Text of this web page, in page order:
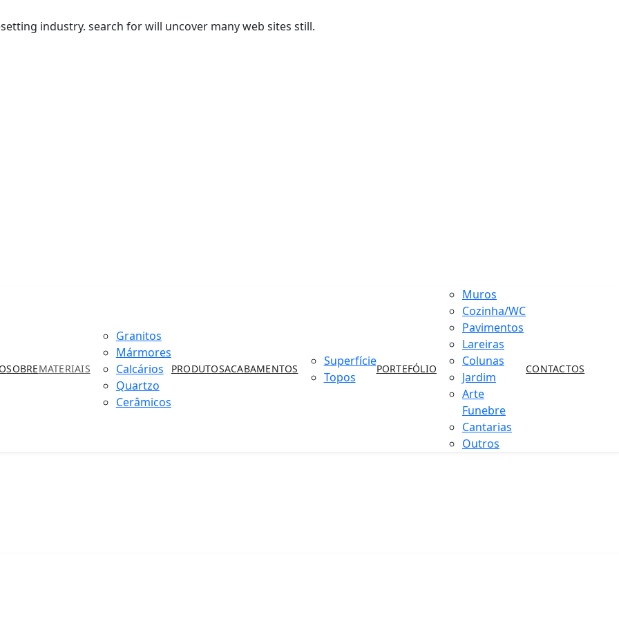
industry. search for will uncover many web sites still.
SOBREMATERIAIS
Granitos
Mármores
Calcários
Quartzo
Cerâmicos
PRODUTOSACABAMENTOS
Superfície
Topos
PORTEFÓLIO
Muros
Cozinha/WC
Pavimentos
Lareiras
Colunas
Jardim
Arte
Funebre
Cantarias
Outros
CONTACTOS